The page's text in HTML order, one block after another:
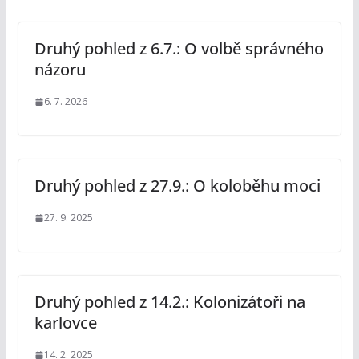
Druhý pohled z 6.7.: O volbě správného
názoru
6. 7. 2026
Druhý pohled z 27.9.: O koloběhu moci
27. 9. 2025
Druhý pohled z 14.2.: Kolonizátoři na
karlovce
14. 2. 2025